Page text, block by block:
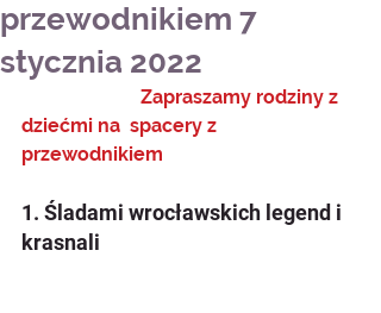
przewodnikiem 7
stycznia 2022
dziećmi na  spacery z
przewodnikiem
1. Śladami wrocławskich legend i
krasnali